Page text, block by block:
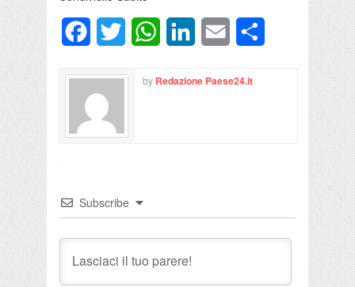
FacebookTwitter WhatsAppLinkedInEmail
by Redazione Paese24.it
Subscribe